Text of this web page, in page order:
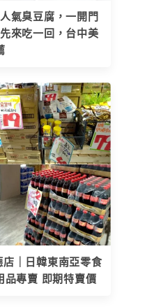
氣臭豆腐，一開門
來吃一回，台中美
｜日韓東南亞零食
品專賣 即期特賣價